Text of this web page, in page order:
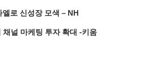
로 신성장 모색 – NH
널 마케팅 투자 확대 -키움